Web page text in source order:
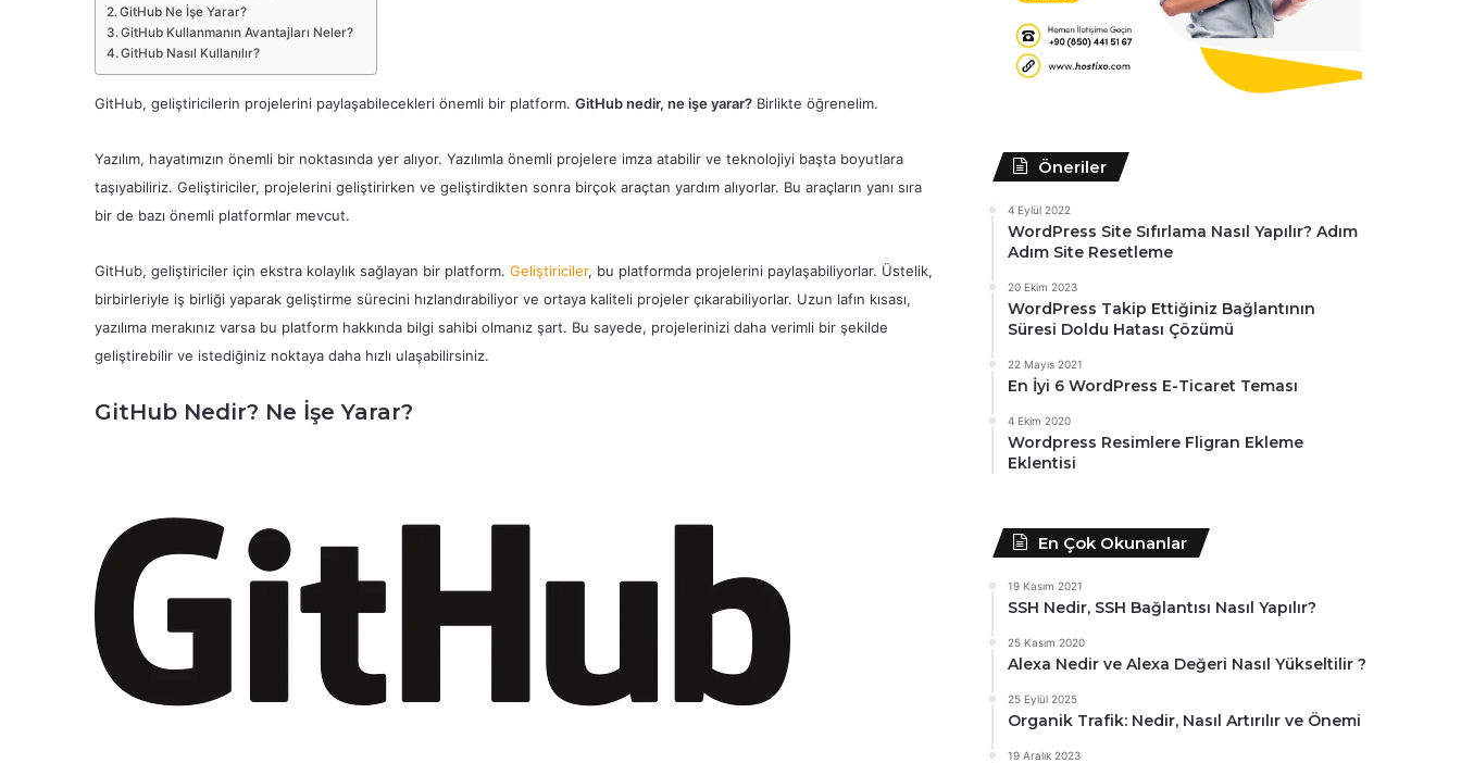
GitHub Ne İşe Yarar?
GitHub Kullanmanın Avantajları Neler?
GitHub Nasıl Kullanılır?
GitHub, geliştiricilerin projelerini paylaşabilecekleri önemli bir platform. GitHub nedir, ne işe yarar? Birlikte öğrenelim.
Yazılım, hayatımızın önemli bir noktasında yer alıyor. Yazılımla önemli projelere imza atabilir ve teknolojiyi başta boyutlara
taşıyabiliriz. Geliştiriciler, projelerini geliştirirken ve geliştirdikten sonra birçok araçtan yardım alıyorlar. Bu araçların yanı sıra
bir de bazı önemli platformlar mevcut.
GitHub, geliştiriciler için ekstra kolaylık sağlayan bir platform. Geliştiriciler, bu platformda projelerini paylaşabiliyorlar. Üstelik,
birbirleriyle iş birliği yaparak geliştirme sürecini hızlandırabiliyor ve ortaya kaliteli projeler çıkarabiliyorlar. Uzun lafın kısası,
yazılıma merakınız varsa bu platform hakkında bilgi sahibi olmanız şart. Bu sayede, projelerinizi daha verimli bir şekilde
geliştirebilir ve istediğiniz noktaya daha hızlı ulaşabilirsiniz.
GitHub Nedir? Ne İşe Yarar?
Öneriler
4 Eylül 2022
WordPress Site Sıfırlama Nasıl Yapılır? Adım
Adım Site Resetleme
20 Ekim 2023
WordPress Takip Ettiğiniz Bağlantının
Süresi Doldu Hatası Çözümü
22 Mayıs 2021
En İyi 6 WordPress E-Ticaret Teması
4 Ekim 2020
Wordpress Resimlere Fligran Ekleme
Eklentisi
En Çok Okunanlar
19 Kasım 2021
SSH Nedir, SSH Bağlantısı Nasıl Yapılır?
25 Kasım 2020
Alexa Nedir ve Alexa Değeri Nasıl Yükseltilir ?
25 Eylül 2025
Organik Trafik: Nedir, Nasıl Artırılır ve Önemi
19 Aralık 2023